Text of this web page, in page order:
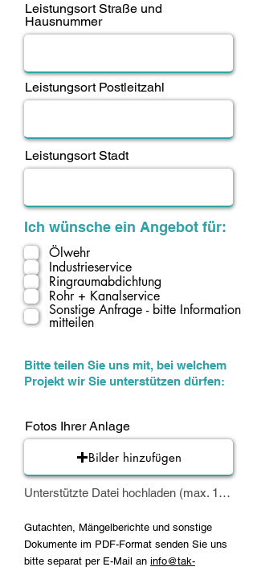
Leistungsort Straße und
Hausnummer
Leistungsort Postleitzahl
Leistungsort Stadt
Ich wünsche ein Angebot für:
Ölwehr
Industrieservice
Ringraumabdichtung
Rohr + Kanalservice
Sonstige Anfrage - bitte Information
mitteilen
Bitte teilen Sie uns mit, bei welchem
Projekt wir Sie unterstützen dürfen:
Fotos Ihrer Anlage
Bilder hinzufügen
Unterstützte Datei hochladen (max. 15MB)
Gutachten, Mängelberichte und sonstige
Dokumente im PDF-Format senden Sie uns
bitte separat per E-Mail an info@tak-